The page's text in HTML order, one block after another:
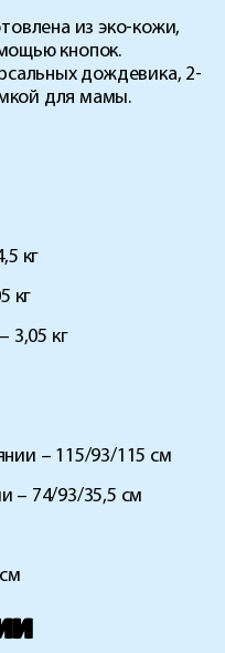
из эко-кожи,
кнопок.
дождевика, 2-
для мамы.
кг
кг
3,05 кг
– 115/93/115 см
– 74/93/35,5 см